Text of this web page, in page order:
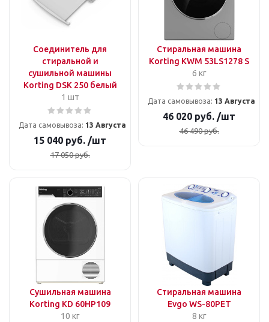
Соединитель для
стиральной и
сушильной машины
Korting DSK 250 белый
1 шт
Дата самовывоза: 13 Августа
15 040 руб. /шт
17 050руб.
Стиральная машина
Korting KWM 53LS1278 S
6 кг
Дата самовывоза: 13 Августа
46 020 руб. /шт
46 490руб.
Сушильная машина
Korting KD 60HP109
10 кг
Стиральная машина
Evgo WS-80PET
8 кг